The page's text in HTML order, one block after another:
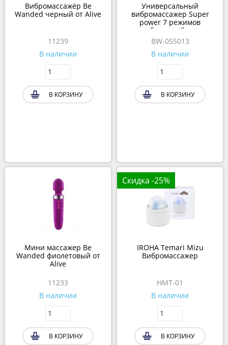
Вибромассажёр Be
Wanded черный от Alive
11239
В наличии
В КОРЗИНУ
Универсальный
вибромассажер Super
power 7 режимов
вибрации (бело-
фиолетовый)
BW-055013
В наличии
В КОРЗИНУ
Мини массажер Be
Wanded фиолетовый от
Alive
11233
В наличии
В КОРЗИНУ
Скидка -25%
IROHA Temari Mizu
Вибромассажер
HMT-01
В наличии
В КОРЗИНУ